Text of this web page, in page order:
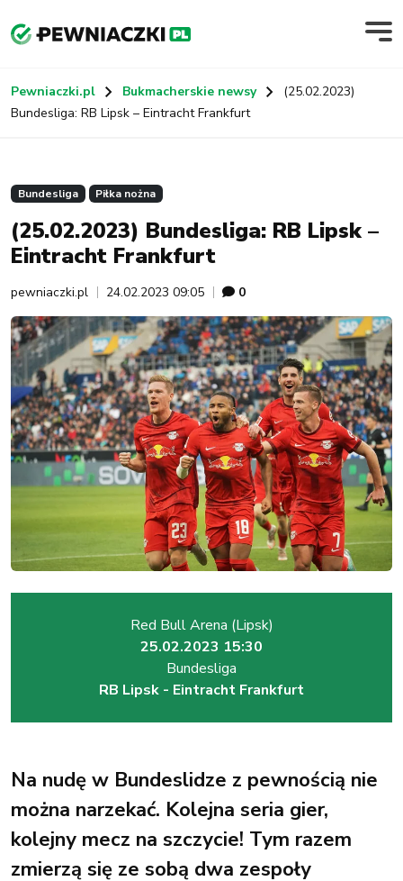
Pewniaczki.pl Bukmacherskie newsy
(25.02.2023)
Bundesliga: RB Lipsk – Eintracht Frankfurt
Bundesliga Piłka nożna
(25.02.2023) Bundesliga: RB Lipsk –
Eintracht Frankfurt
pewniaczki.pl 24.02.2023 09:05 0
Red Bull Arena (Lipsk)
25.02.2023 15:30
Bundesliga
RB Lipsk - Eintracht Frankfurt
Na nudę w Bundeslidze z pewnością nie
można narzekać. Kolejna seria gier,
kolejny mecz na szczycie! Tym razem
zmierzą się ze sobą dwa zespoły